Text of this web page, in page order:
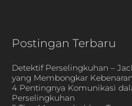
Postingan Terbaru
Detektif Perselingkuhan –
yang Membongkar
4 Pentingnya Komunikasi
Perselingkuhan